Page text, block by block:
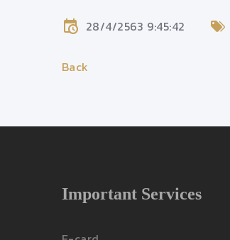
28/4/2563 9:45:42
Back
Important Services